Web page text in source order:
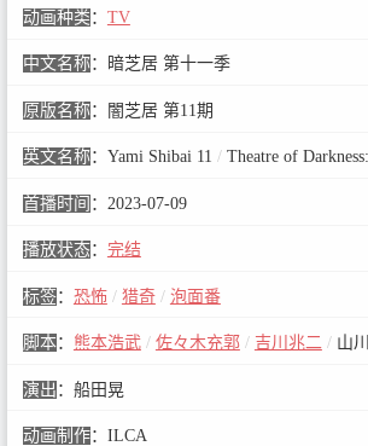
动画种类 ： TV
中文名称： 暗芝居 第十一季
原版名称： 闇芝居 第11期
英文名称： Yami Shibai 11 /Theatre of
首播时间 ： 2023-07-09
播放状态： 完结
标签： 恐怖 / 猎奇 / 泡面番
脚本： 熊本浩武 / 佐々木充郭 / 吉川兆二 /山
演出 ： 船田晃
动画制作： ILCA